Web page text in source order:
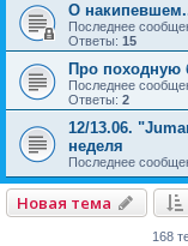
О
Последнее
Ответы: 15
Про походную
Последнее
Ответы: 2
12/13.06.
неделя
Последнее
Новая тема
168